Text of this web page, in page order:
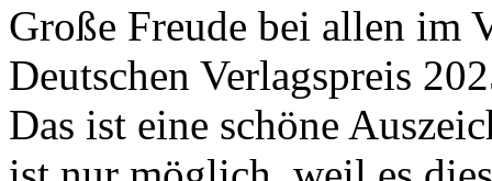
Große Freude bei allen im
Deutschen Verlagspreis
Das ist eine schöne